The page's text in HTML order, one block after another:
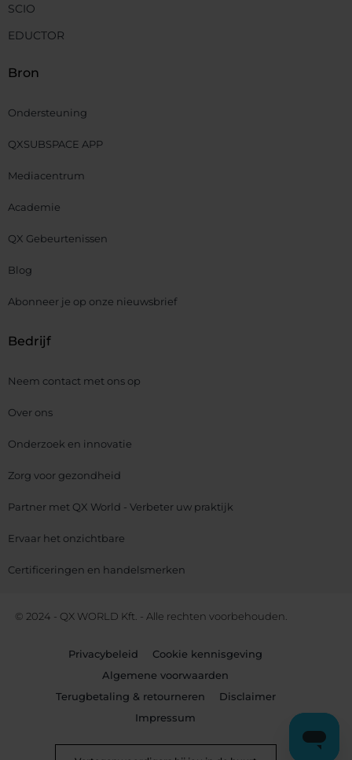
SCIO
EDUCTOR
Bron
Ondersteuning
QXSUBSPACE APP
Mediacentrum
Academie
QX Gebeurtenissen
Blog
Abonneer je op onze nieuwsbrief
Bedrijf
Neem contact met ons op
Over ons
Onderzoek en innovatie
Zorg voor gezondheid
Partner met QX World - Verbeter uw praktijk
Ervaar het onzichtbare
Certificeringen en handelsmerken
© 2024 - QX WORLD Kft. - Alle rechten voorbehouden.
Privacybeleid
Cookie kennisgeving
Algemene voorwaarden
Terugbetaling & retourneren
Disclaimer
Impressum